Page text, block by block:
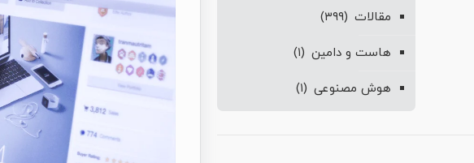
مقالات (۳۹۹)
هاست و دامین (۱)
هوش مصنوعی (۱)